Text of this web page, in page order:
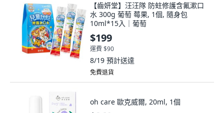
【齒妍堂】汪汪隊 防蛀修護含氟漱口
水 300g 葡萄 莓果, 1個, 隨身包
10ml*15入｜葡萄
$199
運費 $90
8/19 預計送達
免費退貨
oh care 歐克威爾, 20ml, 1個